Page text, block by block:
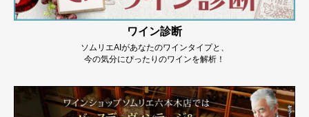
ワイン診断
ソムリエAIがあなたのワインタイプと、
今の気分にぴったりのワインを解析！